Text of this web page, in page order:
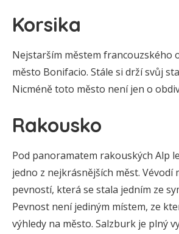
Korsika
Nejstarším městem francouzského
město Bonifacio. Stále si drží svůj
Nicméně toto město není jen o
Rakousko
Pod panoramatem rakouských Alp
jedno z nejkrásnějších měst. Vévodí
pevností, která se stala jedním ze
Pevnost není jediným místem, ze
výhledy na město. Salzburk je plný